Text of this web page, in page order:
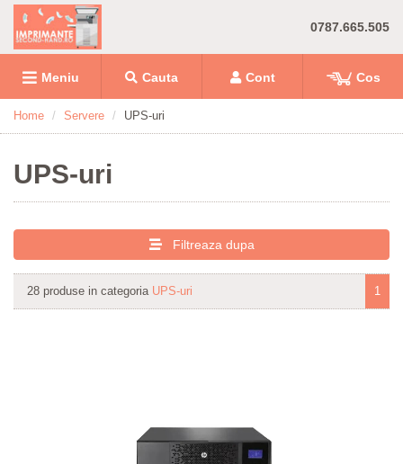
0787.665.505
Meniu Cauta Cont Cos
Home Servere UPS-uri
UPS-uri
Filtreaza dupa
28 produse in categoria UPS-uri 1